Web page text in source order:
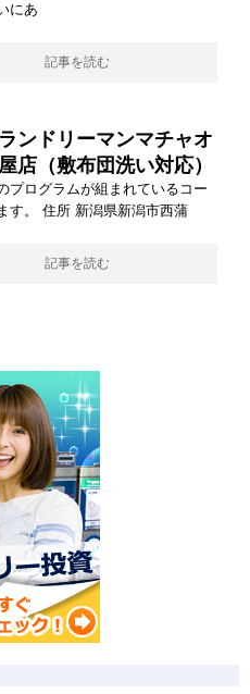
にあ
記事を読む
ンドリーマンマチャオ
店（敷布団洗い対応）
プログラムが組まれているコー
す。 住所 新潟県新潟市西蒲
記事を読む